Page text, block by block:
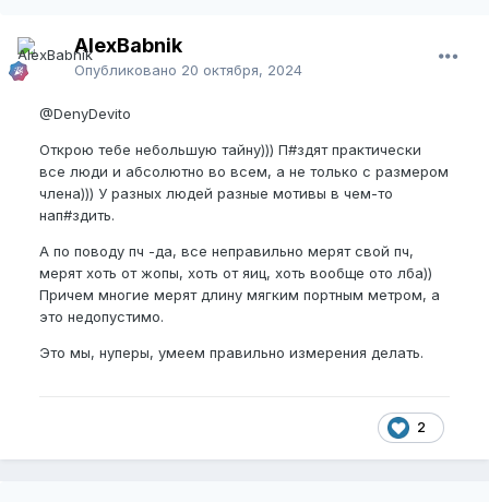
AlexBabnik
Опубликовано 20 октября, 2024
@DenyDevito
Открою тебе небольшую тайну))) П#здят практически
все люди и абсолютно во всем, а не только с размером
члена))) У разных людей разные мотивы в чем-то
нап#здить.
А по поводу пч -да, все неправильно мерят свой пч,
мерят хоть от жопы, хоть от яиц, хоть вообще ото лба))
Причем многие мерят длину мягким портным метром, а
это недопустимо.
Это мы, нуперы, умеем правильно измерения делать.
2